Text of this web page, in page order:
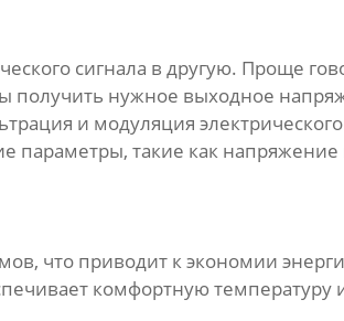
сигнала в другую. Проще
получить нужное выходное
и модуляция электрического
параметры, такие как напряжение
что приводит к экономии
комфортную температуру